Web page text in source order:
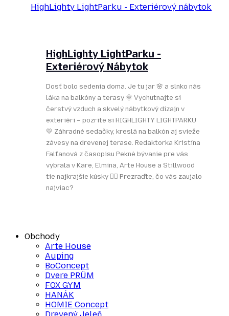
HighLighty LightParku - Exteriérový nábytok
HighLighty LightParku -
Exteriérový Nábytok
Dosť bolo sedenia doma. Je tu jar 🌸 a slnko nás
láka na balkóny a terasy 🌞 Vychutnajte si
čerstvý vzduch a skvelý nábytkový dizajn v
exteriéri – pozrite si HIGHLIGHTY LIGHTPARKU
💛 Záhradné sedačky, kreslá na balkón aj svieže
závesy na drevenej terase. Redaktorka Kristína
Falťanová z časopisu Pekné bývanie pre vás
vybrala v Kare, Elmina, Arte House a Stillwood
tie najkrajšie kúsky 👌🏻 Prezraďte, čo vás zaujalo
najviac?
Obchody
Arte House
Auping
BoConcept
Dvere PRÜM
FOX GYM
HANÁK
HOMIE Concept